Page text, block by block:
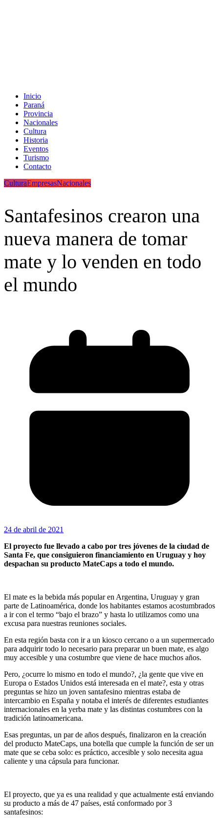
Inicio
Paraná
Provincia
Nacionales
Cultura
Historia
Eventos
Turismo
Contacto
CulturaEmpresasNacionales
Santafesinos crearon una
nueva manera de tomar
mate y lo venden en todo
el mundo
24 de abril de 2021
El proyecto fue llevado a cabo por tres jóvenes de la ciudad de
Santa Fe, que consiguieron financiamiento en Uruguay y hoy
despachan su producto MateCaps a todo el mundo.
El mate es la bebida más popular en Argentina, Uruguay y gran
parte de Latinoamérica, donde los habitantes estamos acostumbrados
a ir con el termo “bajo el brazo” y hasta lo utilizamos como una
excusa para nuestras reuniones sociales.
En esta región basta con ir a un kiosco cercano o a un supermercado
para adquirir todo lo necesario para preparar un buen mate, es algo
muy accesible y una costumbre que viene de hace muchos años.
Pero, ¿ocurre lo mismo en todo el mundo?, ¿la gente que vive en
Europa o Estados Unidos está interesada en el mate?, esta y otras
preguntas se hizo un joven santafesino mientras estaba de
intercambio en España y notaba el interés de diferentes estudiantes
internacionales en la yerba mate y las distintas costumbres con la
tradición latinoamericana.
Esas preguntas, un par de años después, finalizaron en la creación
del producto MateCaps, una botella que cumple la función de ser un
mate que se ceba solo: es práctico, accesible y solo necesita agua
caliente y una cápsula para funcionar.
El proyecto, que ya es una realidad y que actualmente está enviando
su producto a más de 47 países, está conformado por 3
santafesinos: